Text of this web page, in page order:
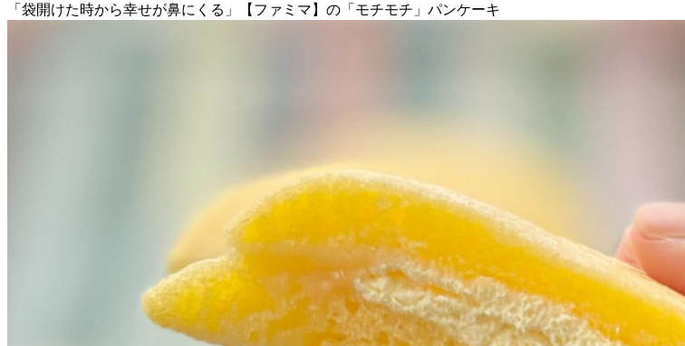
「袋開けた時から幸せが鼻にくる」【ファミマ】の「モチモチ」パンケーキ